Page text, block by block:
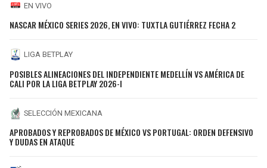
EN VIVO
NASCAR MÉXICO SERIES 2026, EN VIVO: TUXTLA GUTIÉRREZ FECHA 2
LIGA BETPLAY
POSIBLES ALINEACIONES DEL INDEPENDIENTE MEDELLÍN VS AMÉRICA DE
CALI POR LA LIGA BETPLAY 2026-I
SELECCIÓN MEXICANA
APROBADOS Y REPROBADOS DE MÉXICO VS PORTUGAL: ORDEN DEFENSIVO
Y DUDAS EN ATAQUE